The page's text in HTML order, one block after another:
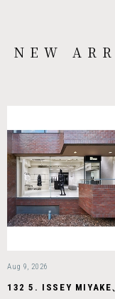
NEW
Aug 9, 2026
132 5. ISSEY MIYAKE